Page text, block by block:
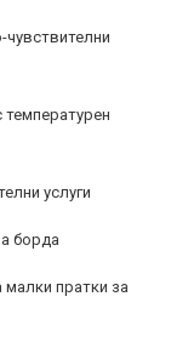
температурен
услуги
борда
малки пратки за